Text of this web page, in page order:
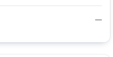
—